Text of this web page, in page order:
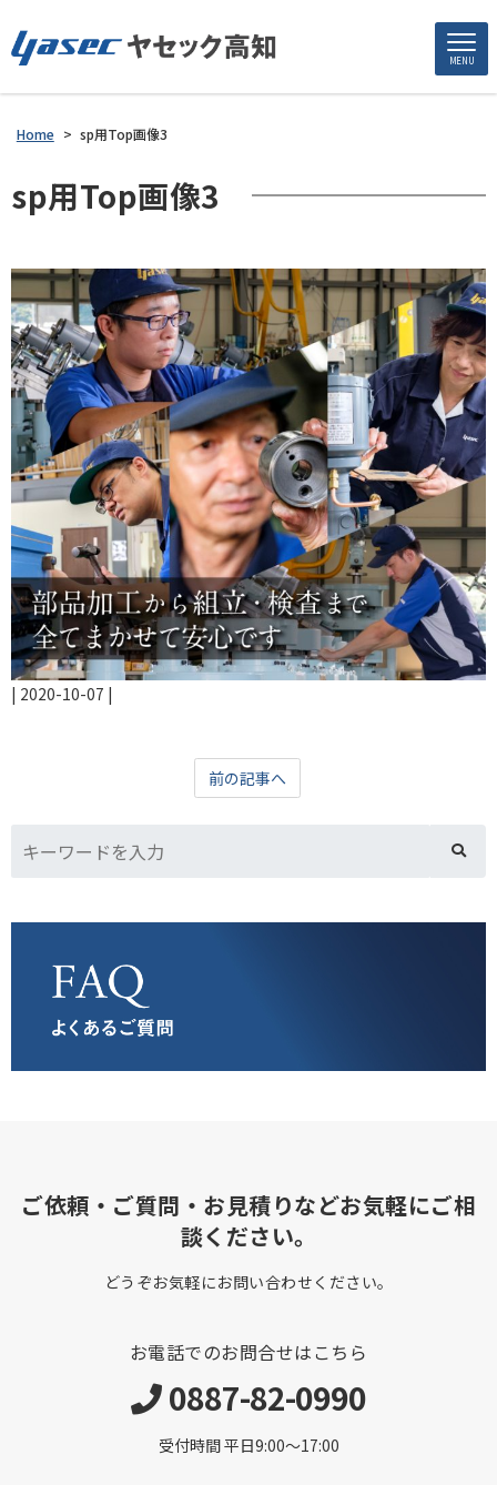
MENU
Home > sp用Top画像3
sp用Top画像3
| 2020-10-07 |
前の記事へ
ご依頼・ご質問・お見積りなどお気軽にご相
談ください。
どうぞお気軽にお問い合わせください。
お電話でのお問合せはこちら
0887-82-0990
受付時間 平日9:00〜17:00